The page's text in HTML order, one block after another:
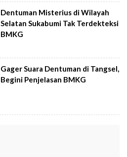
Dentuman Misterius di Wilayah
Selatan Sukabumi Tak Terdekteksi
BMKG
Gager Suara Dentuman di Tangsel,
Begini Penjelasan BMKG